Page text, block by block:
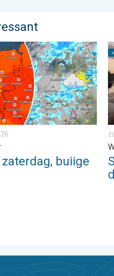
buiige zondag.
buiige